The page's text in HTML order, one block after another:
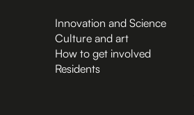
Innovation and Science
Culture and art
How to get involved
Residents